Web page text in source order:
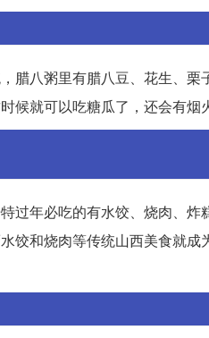
腊八粥里有腊八豆、花生、栗
就可以吃糖瓜了，还会有烟
过年必吃的有水饺、烧肉、炸
饺和烧肉等传统山西美食就成